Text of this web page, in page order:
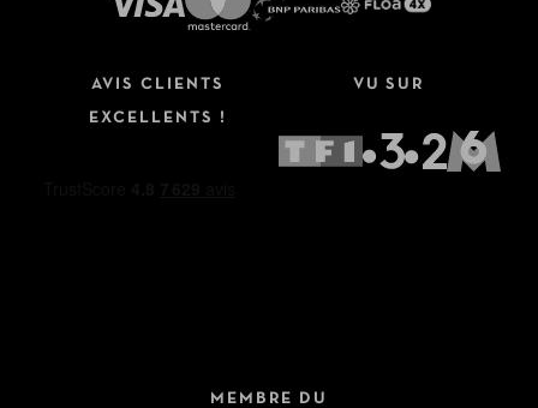
AVIS CLIENTS
EXCELLENTS !
VU SUR
MEMBRE DU